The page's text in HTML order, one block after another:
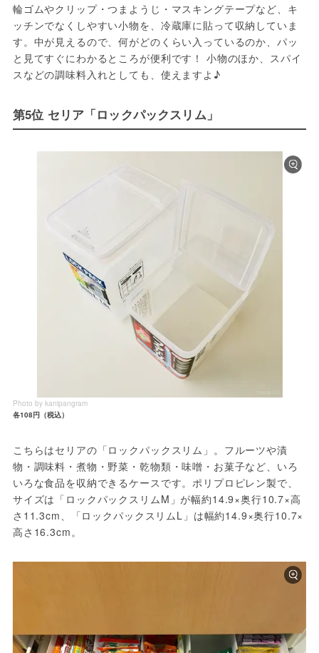
輪ゴムやクリップ・つまようじ・マスキングテープなど、キ
ッチンでなくしやすい小物を、冷蔵庫に貼って収納していま
す。中が見えるので、何がどのくらい入っているのか、パッ
と見てすぐにわかるところが便利です！ 小物のほか、スパイ
スなどの調味料入れとしても、使えますよ♪
第5位 セリア「ロックパックスリム」
Photo by kanipangram
各108円（税込）
こちらはセリアの「ロックパックスリム」。フルーツや漬
物・調味料・煮物・野菜・乾物類・味噌・お菓子など、いろ
いろな食品を収納できるケースです。ポリプロピレン製で、
サイズは「ロックパックスリムM」が幅約14.9×奥行10.7×高
さ11.3cm、「ロックパックスリムL」は幅約14.9×奥行10.7×
高さ16.3cm。